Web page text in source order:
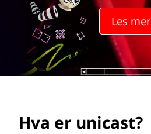
Les mer
Hva er unicast?